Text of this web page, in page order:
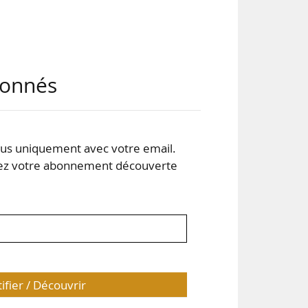
uniquement avec votre email.
votre abonnement découverte
/ Découvrir